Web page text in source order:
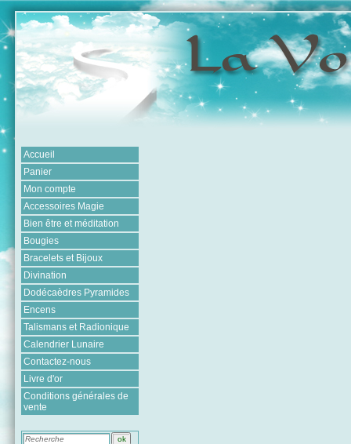
Accueil
Panier
Mon compte
Accessoires Magie
Bien être et méditation
Bougies
Bracelets et Bijoux
Divination
Dodécaèdres Pyramides
Encens
Talismans et Radionique
Calendrier Lunaire
Contactez-nous
Livre d'or
Conditions générales de
vente